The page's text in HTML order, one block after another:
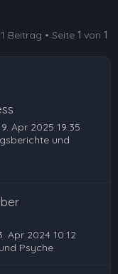
1 Beitrag • Seite 1 von 1
9. Apr 2025 19:35
und
Apr 2024 10:12
Psyche